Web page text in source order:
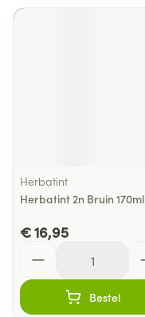
Herbatint
Herbatint 2n Bruin 170ml
€ 16,95
Bestel